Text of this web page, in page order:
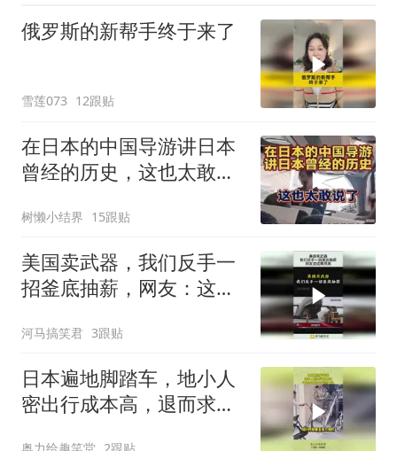
俄罗斯的新帮手终于来了
雪莲073 12跟贴
在日本的中国导游讲日本
曾经的历史，这也太敢说
树懒小结界 15跟贴
美国卖武器，我们反手一
招釜底抽薪，网友：这招
河马搞笑君 3跟贴
日本遍地脚踏车，地小人
密出行成本高，退而求其